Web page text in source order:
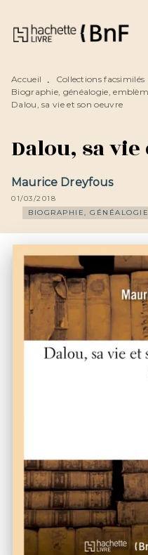
MENU
Accueil • Collections facsimilés
Biographie, généalogie,
Dalou, sa vie et son oeuvre
Dalou, sa
Maurice Dreyfous
01/03/2018
BIOGRAPHIE,